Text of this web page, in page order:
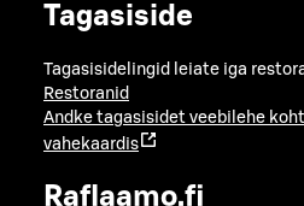
Tagasiside
Tagasisidelingid leiate iga
Restoranid
Andke tagasisidet veebilehe
vahekaardis
Raflaamo.fi